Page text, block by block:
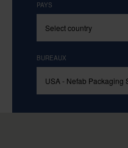
PAYS
BUREAUX